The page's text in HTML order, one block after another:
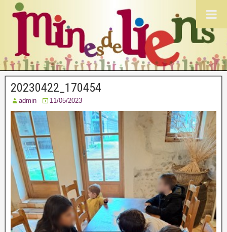
20230422_170454
admin 11/05/2023